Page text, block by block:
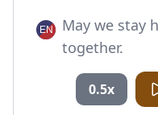
May we stay
together.
0.5x